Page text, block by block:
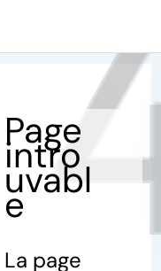
Page
intro
uvabl
e
La page